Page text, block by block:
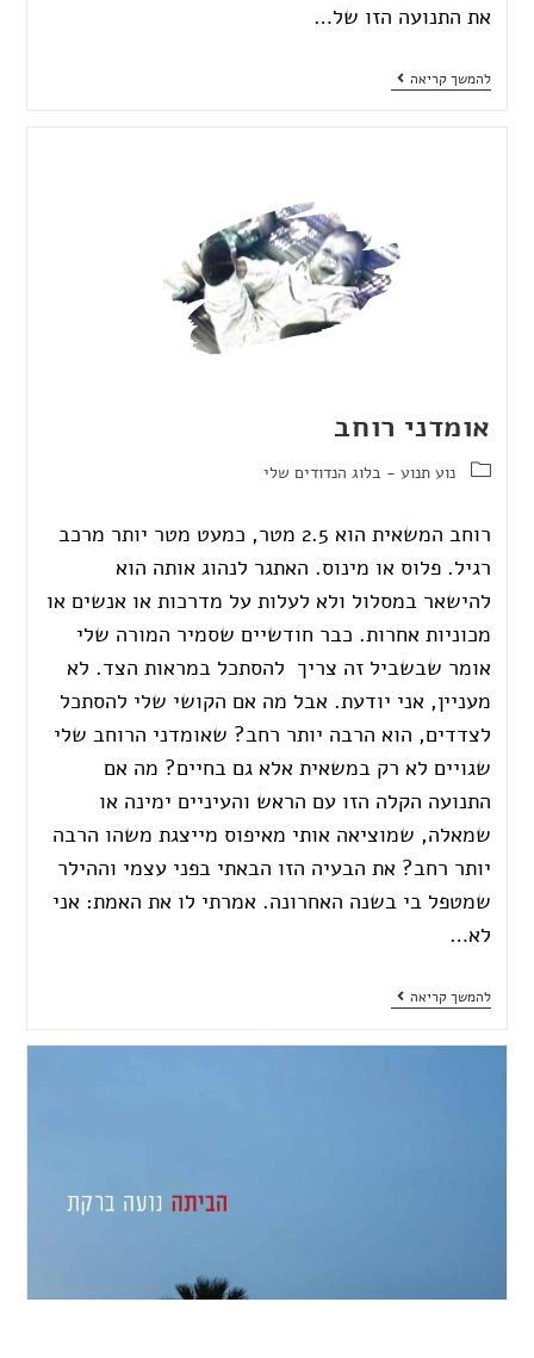
את התנועה הזו של…
להמשך קריאה
אומדני רוחב
נוע תנוע - בלוג הנדודים שלי
רוחב המשאית הוא 2.5 מטר, כמעט מטר יותר מרכב
רגיל. פלוס או מינוס. האתגר לנהוג אותה הוא
להישאר במסלול ולא לעלות על מדרכות או אנשים או
מכוניות אחרות. כבר חודשיים שסמיר המורה שלי
אומר שבשביל זה צריך להסתכל במראות הצד. לא
מעניין, אני יודעת. אבל מה אם הקושי שלי להסתכל
לצדדים, הוא הרבה יותר רחב? שאומדני הרוחב שלי
שגויים לא רק במשאית אלא גם בחיים? מה אם
התנועה הקלה הזו עם הראש והעיניים ימינה או
שמאלה, שמוציאה אותי מאיפוס מייצגת משהו הרבה
יותר רחב? את הבעיה הזו הבאתי בפני עצמי וההילר
שמטפל בי בשנה האחרונה. אמרתי לו את האמת: אני
לא…
להמשך קריאה